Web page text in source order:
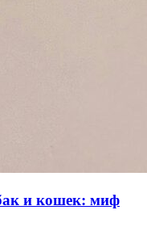
и кошек: миф